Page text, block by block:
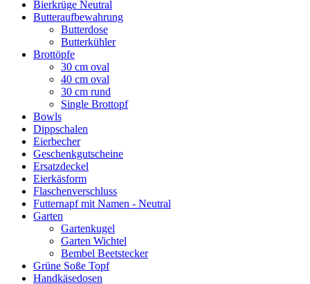
Bierkrüge Neutral
Butteraufbewahrung
Butterdose
Butterkühler
Brottöpfe
30 cm oval
40 cm oval
30 cm rund
Single Brottopf
Bowls
Dippschalen
Eierbecher
Geschenkgutscheine
Ersatzdeckel
Eierkäsform
Flaschenverschluss
Futternapf mit Namen - Neutral
Garten
Gartenkugel
Garten Wichtel
Bembel Beetstecker
Grüne Soße Topf
Handkäsedosen